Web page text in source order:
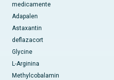
medicamente
Adapalen
Astaxantin
deflazacort
Glycine
L-Arginina
Methylcobalamin